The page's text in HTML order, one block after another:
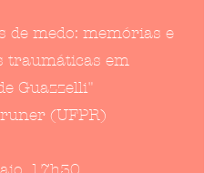
de medo: memórias e
traumáticas em
Guazzelli"
(UFPR)
17h30